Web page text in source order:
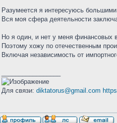
Разумеется я интересуюсь
Вся моя сфера деятельности
Но я один, и нет у меня финансовых
Поэтому хожу по отечественным
Включая независимость от
Для связи: diktatorus@gmail.com